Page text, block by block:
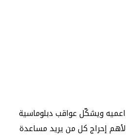
ويشكّل عواقب دبلوماسية
إحراج كل من يريد مساعدة